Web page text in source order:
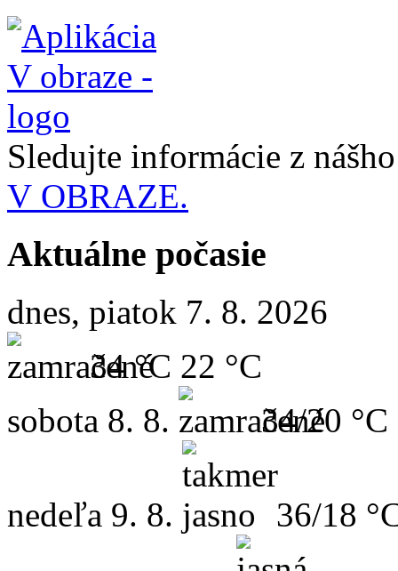
Sledujte informácie z
V OBRAZE.
Aktuálne počasie
dnes, piatok 7. 8. 2026
34 °C 22 °C
sobota 8. 8. 34/20 °C
nedeľa 9. 8. 36/18